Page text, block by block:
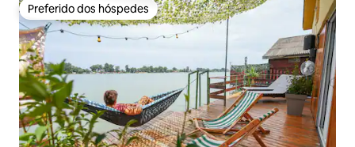
Preferido dos hóspedes
Preferido dos hóspedes